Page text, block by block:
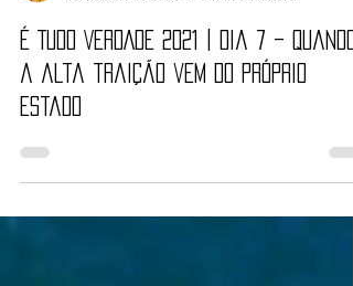
Nayara Reynaud
15 de abr. de 2021
5 min de leitura
É TUDO VERDADE 2021 | Dia 7 – Quando
Estado